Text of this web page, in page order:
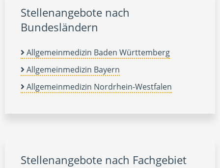
Stellenangebote nach
Bundesländern
Allgemeinmedizin Baden Württemberg
Allgemeinmedizin Bayern
Allgemeinmedizin Nordrhein-Westfalen
Stellenangebote nach Fachgebiet